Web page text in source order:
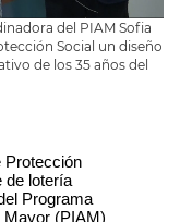
del PIAM Sofia
Social un diseño
de los 35 años del
Protección
de lotería
Programa
Mayor (PIAM)